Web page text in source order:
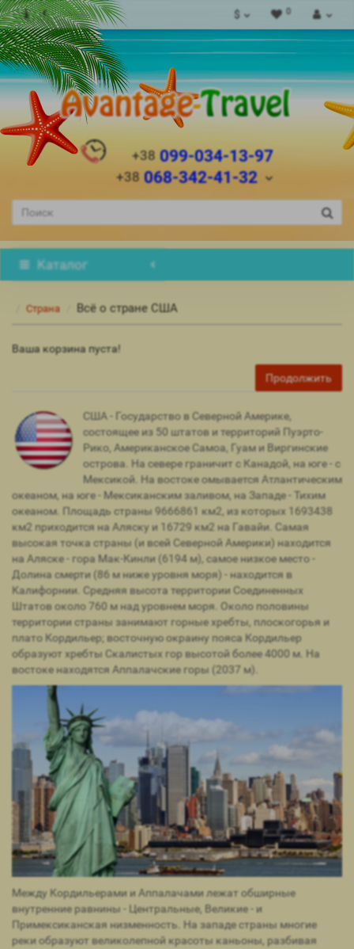
$ 0
+38 099-034-13-97
+38 068-342-41-32
Каталог
Страна Всё о стране США
Ваша корзина пуста!
Продолжить
США - Государство в Северной Америке,
состоящее из 50 штатов и территорий Пуэрто-
Рико, Американское Самоа, Гуам и Виргинские
острова. На севере граничит с Канадой, на юге - с
Мексикой. На востоке омывается Атлантическим
океаном, на юге - Мексиканским заливом, на Западе - Тихим
океаном. Площадь страны 9666861 км2, из которых 1693438
км2 приходится на Аляску и 16729 км2 на Гавайи. Самая
высокая точка страны (и всей Северной Америки) находится
на Аляске - гора Мак-Кинли (6194 м), самое низкое место -
Долина смерти (86 м ниже уровня моря) - находится в
Калифорнии. Средняя высота территории Соединенных
Штатов около 760 м над уровнем моря. Около половины
территории страны занимают горные хребты, плоскогорья и
плато Кордильер; восточную окраину пояса Кордильер
образуют хребты Скалистых гор высотой более 4000 м. На
востоке находятся Аппалачские горы (2037 м).
Между Кордильерами и Аппалачами лежат обширные
внутренние равнины - Центральные, Великие - и
Примексиканская низменность. На западе страны многие
реки образуют великолепной красоты каньоны, разбивая